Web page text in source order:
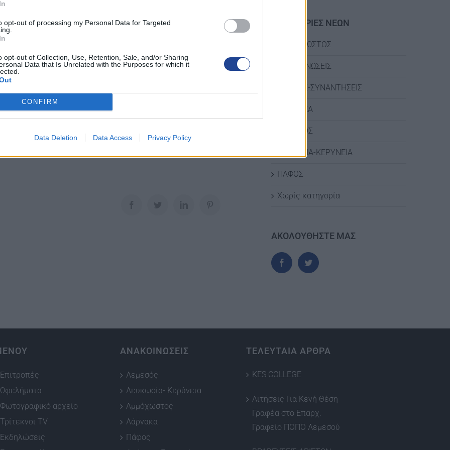
opt-out of processing my Personal Data for Targeted
opt-out of Collection, Use, Retention, Sale, and/or Sharing
Data that Is Unrelated with the Purposes for which it
CONFIRM
Data Deletion Data Access Privacy Policy
σε μαθητές ήταν λιγότερα από τις πραγματικές
εκπαίδευσης, δανείστηκαν συσκευές μετά από
υπήρξε δέσμευση από πλευράς σας ότι σε περίπτωση
έτοιμο να παράσχει εκπαίδευση σε όλους τους μαθητές,
για την πολιτική του Υπουργείου σας στο συγκεκριμένο
μαθητές να έχουν απρόσκοπτη πρόσβαση στη διδασκαλία
ΚΑΤΗΓΟΡΙΕΣ ΝΕΩΝ
ΑΜΜΟΧΩΣΤΟΣ
ΑΝΑΚΟΙΝΩΣΕΙΣ
ΔΡΑΣΕΙΣ-ΣΥΝΑΝΤΗΣΕΙΣ
ΛΑΡΝΑΚΑ
ΛΕΜΕΣΟΣ
ΛΕΥΚΩΣΙΑ-ΚΕΡΥΝΕΙΑ
ΠΑΦΟΣ
Χωρίς κατηγορία
ΑΚΟΛΟΥΘΗΣΤΕ ΜΑΣ
Επιτροπές
Ωφελήματα
Φωτογραφικό αρχείο
Τρίτεκνοι TV
Εκδηλώσεις
ΑΝΑΚΟΙΝΩΣΕΙΣ
Λεμεσός
Λευκωσία- Κερύνεια
Αμμόχωστος
Λάρνακα
Πάφος
ΤΕΛΕΥΤΑΙΑ ΑΡΘΡΑ
KES COLLEGE
Αιτήσεις Για Κενή Θέση
Γραφέα στο Επαρχ.
Γραφείο ΠΟΠΟ Λεμεσού